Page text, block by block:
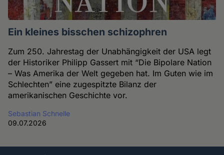
Ein kleines bisschen schizophren
Zum 250. Jahrestag der Unabhängigkeit der USA legt
der Historiker Philipp Gassert mit “Die Bipolare Nation
– Was Amerika der Welt gegeben hat. Im Guten wie im
Schlechten” eine zugespitzte Bilanz der
amerikanischen Geschichte vor.
Sebastian Schnelle
09.07.2026